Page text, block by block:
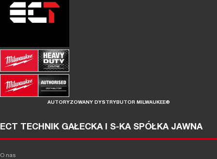
AUTORYZOWANY DYSTRYBUTOR MILWAUKEE®
ECT TECHNIK GAŁECKA I S-KA SPÓŁKA JAWNA
O nas